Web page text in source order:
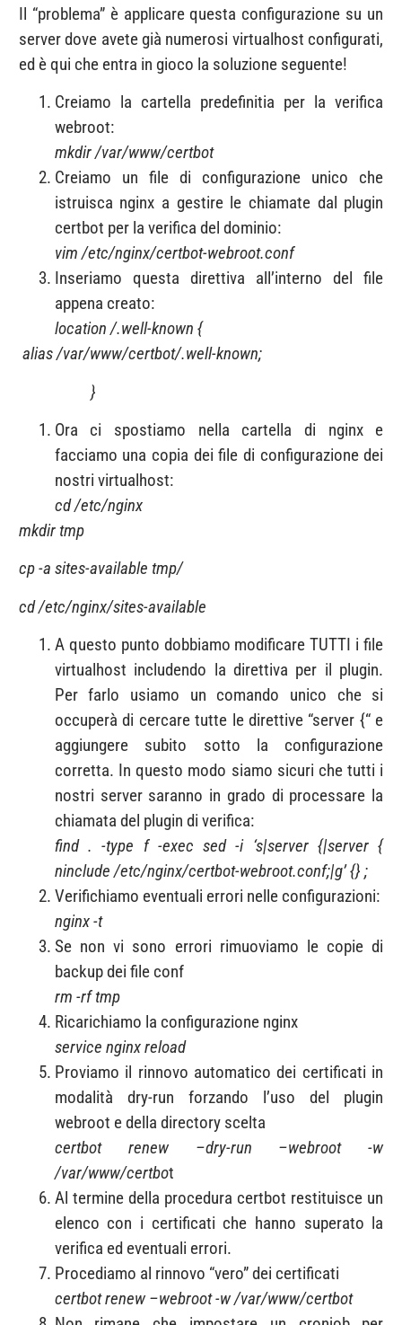
Il “problema” è applicare questa configurazione su un
server dove avete già numerosi virtualhost configurati,
ed è qui che entra in gioco la soluzione seguente!
Creiamo la cartella predefinitia per la verifica
webroot:
mkdir /var/www/certbot
Creiamo un file di configurazione unico che
istruisca nginx a gestire le chiamate dal plugin
certbot per la verifica del dominio:
vim /etc/nginx/certbot-webroot.conf
Inseriamo questa direttiva all’interno del file
appena creato:
location /.well-known {
alias /var/www/certbot/.well-known;
}
Ora ci spostiamo nella cartella di nginx e
facciamo una copia dei file di configurazione dei
nostri virtualhost:
cd /etc/nginx
mkdir tmp
cp -a sites-available tmp/
cd /etc/nginx/sites-available
A questo punto dobbiamo modificare TUTTI i file
virtualhost includendo la direttiva per il plugin.
Per farlo usiamo un comando unico che si
occuperà di cercare tutte le direttive “server {“ e
aggiungere subito sotto la configurazione
corretta. In questo modo siamo sicuri che tutti i
nostri server saranno in grado di processare la
chiamata del plugin di verifica:
find . -type f -exec sed -i ‘s|server {|server {
ninclude /etc/nginx/certbot-webroot.conf;|g’ {} ;
Verifichiamo eventuali errori nelle configurazioni:
nginx -t
Se non vi sono errori rimuoviamo le copie di
backup dei file conf
rm -rf tmp
Ricarichiamo la configurazione nginx
service nginx reload
Proviamo il rinnovo automatico dei certificati in
modalità dry-run forzando l’uso del plugin
webroot e della directory scelta
certbot renew –dry-run –webroot -w
/var/www/certbot
Al termine della procedura certbot restituisce un
elenco con i certificati che hanno superato la
verifica ed eventuali errori.
Procediamo al rinnovo “vero” dei certificati
certbot renew –webroot -w /var/www/certbot